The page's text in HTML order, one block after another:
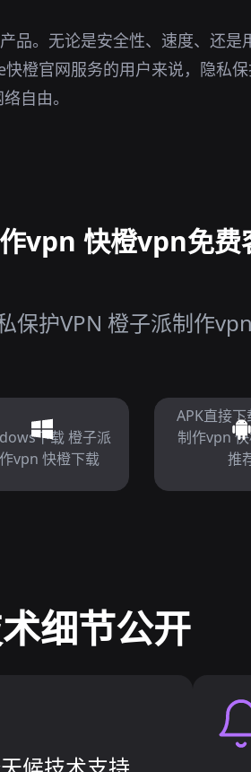
品。无论是安全性、速度、还是
橙官网服务的用户来说，隐私保
自由。
vpn 快橙vpn免费
保护VPN 橙子派制作
下载 橙子派
vpn 快橙下载
APK直接
制作vpn
推
细节公开